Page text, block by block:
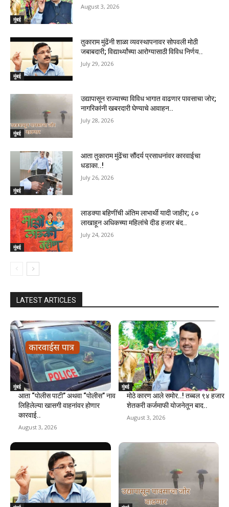
मुंबई
August 3, 2026
मुंबई
तुकाराम मुंढेंनी शाळा व्यवस्थापनावर सोपवली मोठी
जबाबदारी; विद्यार्थ्यांच्या आरोग्यासाठी विविध निर्णय..
July 29, 2026
मुंबई
उद्यापासून राज्याच्या विविध भागात वाढणार पावसाचा जोर;
नागरिकांनी खबरदारी घेण्याचे आवाहन..
July 28, 2026
मुंबई
आता तुकाराम मुंढेंचा सौंदर्य प्रसाधनांवर कारवाईचा
धडाका..!
July 26, 2026
मुंबई
लाडक्या बहिणींची अंतिम लाभार्थी यादी जाहीर; ८०
लाखाहून अधिकच्या महिलांचे दीड हजार बंद..
July 24, 2026
LATEST ARTICLES
मुंबई
आता “पोलीस पाटी” अथवा “पोलीस” नाव
लिहिलेल्या खासगी वाहनांवर होणार
कारवाई..
August 3, 2026
मुंबई
मोठे कारण आले समोर..! तब्बल ९४ हजार
शेतकरी कर्जमाफी योजनेतून बाद..
August 3, 2026